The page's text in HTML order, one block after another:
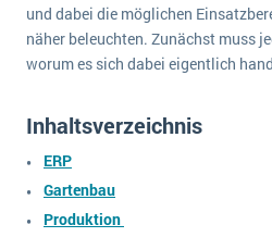
Maschinenbau
Medien
Lebensmittelindustrie
Produktion
Immobilien
Ein WMS implementieren:
wichtigsten Punkte, die
Service Level Agreements (SLA) und
und dabei die möglichen
näher beleuchten. Zunächst muss
worum es sich dabei eigentlich
Inhaltsverzeichnis
ERP
Gartenbau
Produktion